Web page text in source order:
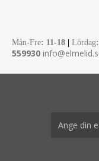
Mån-Fre: 11-18 | Lördag
559930